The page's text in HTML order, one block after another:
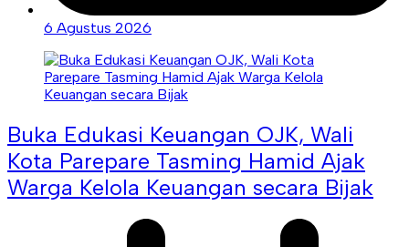
6 Agustus 2026
Buka Edukasi Keuangan OJK, Wali
Kota Parepare Tasming Hamid Ajak
Warga Kelola Keuangan secara Bijak